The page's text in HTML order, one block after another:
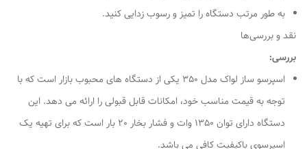
به طور مرتب دستگاه را تمیز و رسوب زدایی کنید.
نقد و بررسی‌ها
بررسی:
اسپرسو ساز لواک مدل 350 یکی از دستگاه های محبوب بازار است که با
توجه به قیمت مناسب خود، امکانات قابل قبولی را ارائه می دهد. این
دستگاه دارای توان 1350 وات و فشار بخار 20 بار است که برای تهیه یک
اسپرسوی باکیفیت کافی می باشد.